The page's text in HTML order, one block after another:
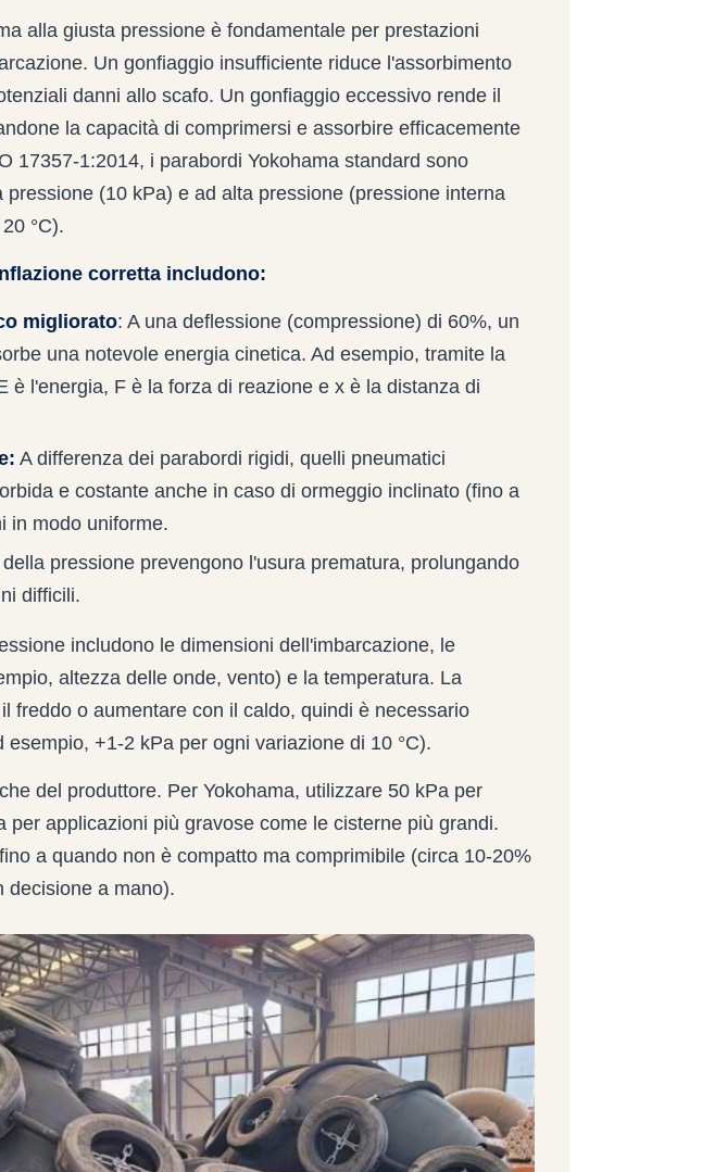
alla giusta pressione è fondamentale per prestazioni
Un gonfiaggio insufficiente riduce l'assorbimento
danni allo scafo. Un gonfiaggio eccessivo rende il
la capacità di comprimersi e assorbire efficacemente
17357-1:2014, i parabordi Yokohama standard sono
(10 kPa) e ad alta pressione (pressione interna
°C).
corretta includono:
migliorato: A una deflessione (compressione) di 60%, un
una notevole energia cinetica. Ad esempio, tramite la
è l'energia, F è la forza di reazione e x è la distanza di
A differenza dei parabordi rigidi, quelli pneumatici
e costante anche in caso di ormeggio inclinato (fino a
in modo uniforme.
pressione prevengono l'usura prematura, prolungando
difficili.
includono le dimensioni dell'imbarcazione, le
altezza delle onde, vento) e la temperatura. La
freddo o aumentare con il caldo, quindi è necessario
+1-2 kPa per ogni variazione di 10 °C).
del produttore. Per Yokohama, utilizzare 50 kPa per
per applicazioni più gravose come le cisterne più grandi.
a quando non è compatto ma comprimibile (circa 10-20%
decisione a mano).